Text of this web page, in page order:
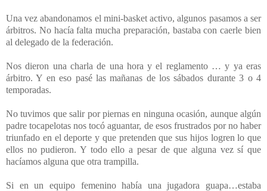
Una vez abandonamos el mini-basket activo, algunos pasamos a ser
árbitros. No hacía falta mucha preparación, bastaba con caerle bien
al delegado de la federación.
Nos dieron una charla de una hora y el reglamento … y ya eras
árbitro. Y en eso pasé las mañanas de los sábados durante 3 o 4
temporadas.
No tuvimos que salir por piernas en ninguna ocasión, aunque algún
padre tocapelotas nos tocó aguantar, de esos frustrados por no haber
triunfado en el deporte y que pretenden que sus hijos logren lo que
ellos no pudieron. Y todo ello a pesar de que alguna vez sí que
hacíamos alguna que otra trampilla.
Si en un equipo femenino había una jugadora guapa…estaba